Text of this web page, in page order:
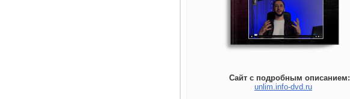
Сайт с подробным описанием:
unlim.info-dvd.ru